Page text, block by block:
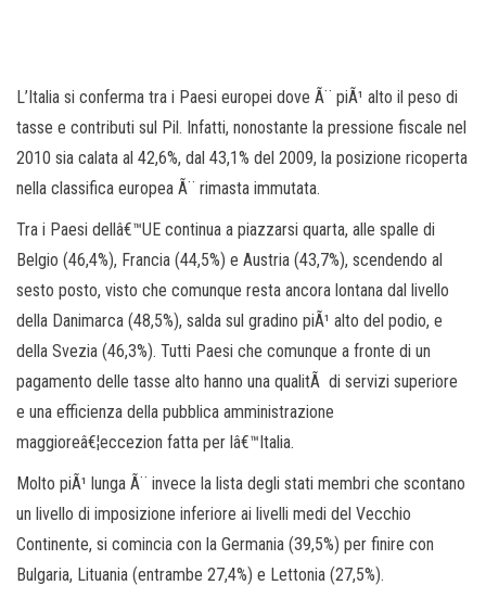
L’Italia si conferma tra i Paesi europei dove Ã¨ piÃ¹ alto il peso di
tasse e contributi sul Pil. Infatti, nonostante la pressione fiscale nel
2010 sia calata al 42,6%, dal 43,1% del 2009, la posizione ricoperta
nella classifica europea Ã¨ rimasta immutata.
Tra i Paesi dellâ€™UE continua a piazzarsi quarta, alle spalle di
Belgio (46,4%), Francia (44,5%) e Austria (43,7%), scendendo al
sesto posto, visto che comunque resta ancora lontana dal livello
della Danimarca (48,5%), salda sul gradino piÃ¹ alto del podio, e
della Svezia (46,3%). Tutti Paesi che comunque a fronte di un
pagamento delle tasse alto hanno una qualitÃ di servizi superiore
e una efficienza della pubblica amministrazione
maggioreâ€¦eccezion fatta per lâ€™Italia.
Molto piÃ¹ lunga Ã¨ invece la lista degli stati membri che scontano
un livello di imposizione inferiore ai livelli medi del Vecchio
Continente, si comincia con la Germania (39,5%) per finire con
Bulgaria, Lituania (entrambe 27,4%) e Lettonia (27,5%).